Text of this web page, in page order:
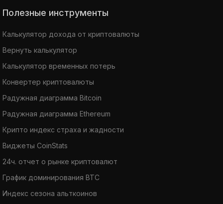
Полезные инструменты
Калькулятор дохода от криптовалюты
Вернуть калькулятор
Калькулятор временных потерь
Конвертер криптовалюты
Радужная диаграмма Bitcoin
Радужная диаграмма Ethereum
Крипто индекс страха и жадности
Виджеты CoinStats
24ч. отчет о рынке криптовалют
График доминирования BTC
Индекс сезона альткоинов